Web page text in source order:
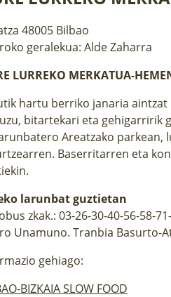
48005 Bilbao
geralekua: Alde Zaharra
LURREKO MERKATUA-
hartu berriko janaria
bitartekari eta gehigarririk
Areatzako
Baserritarren eta
larunbat guztietan
zkak.: 03-26-30-40-56-58-
Unamuno. Tranbia Basurto-
gehiago:
BIZKAIA SLOW FOOD